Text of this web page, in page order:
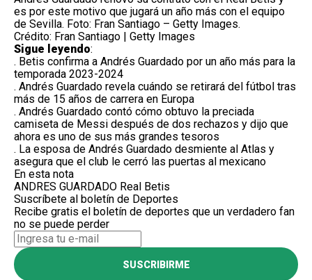
es por este motivo que jugará un año más con el equipo
de Sevilla. Foto: Fran Santiago – Getty Images.
Crédito: Fran Santiago | Getty Images
Sigue leyendo:
. Betis confirma a Andrés Guardado por un año más para la
temporada 2023-2024
. Andrés Guardado revela cuándo se retirará del fútbol tras
más de 15 años de carrera en Europa
. Andrés Guardado contó cómo obtuvo la preciada
camiseta de Messi después de dos rechazos y dijo que
ahora es uno de sus más grandes tesoros
. La esposa de Andrés Guardado desmiente al Atlas y
asegura que el club le cerró las puertas al mexicano
En esta nota
ANDRES GUARDADO Real Betis
Suscríbete al boletín de Deportes
Recibe gratis el boletín de deportes que un verdadero fan
no se puede perder
SUSCRIBIRME